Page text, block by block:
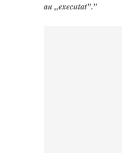
au „executat”.”